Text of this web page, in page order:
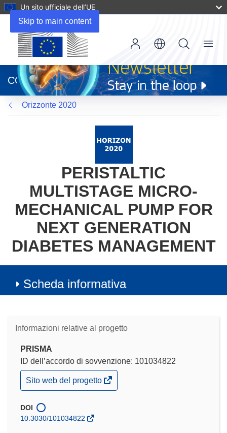
Skip to main content
Un sito ufficiale dell’UE
apre
in
una
nuova
finestra)
CORDIS
Menu
Orizzonte 2020
PERISTALTIC
MULTISTAGE MICRO-
MECHANICAL PUMP FOR
NEXT GENERATION
DIABETES MANAGEMENT
Scheda informativa
Informazioni relative al progetto
PRISMA
ID dell’accordo di sovvenzione: 101034822
(si
apre
una
nuova
Sito web del progetto
DOI
10.3030/101034822